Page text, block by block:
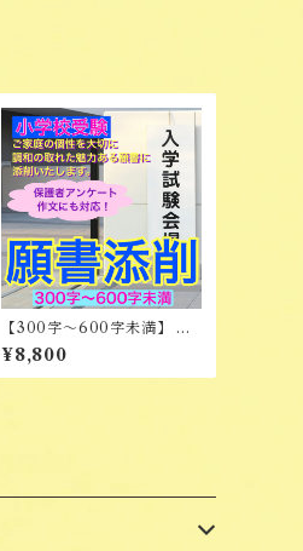
【300字～600字未満】 願
書添削
¥8,800